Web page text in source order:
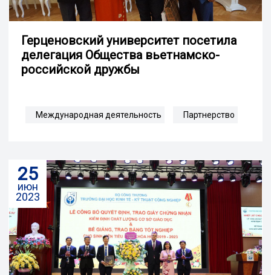
Герценовский университет посетила
делегация Общества вьетнамско-
российской дружбы
Международная деятельность Партнерство
25
июн
2023